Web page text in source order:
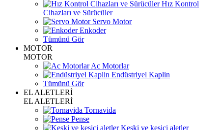
Hız Kontrol
Cihazları ve Sürücüler
Servo Motor
Enkoder
Tümünü Gör
MOTOR
MOTOR
Ac Motorlar
Endüstriyel Kaplin
Tümünü Gör
EL ALETLERİ
EL ALETLERİ
Tornavida
Pense
Keski ve kesici aletler